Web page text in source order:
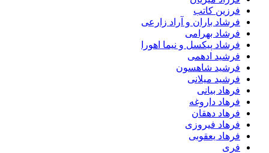
فرزین کاتب
فرشاد باران و آراد زارعی
فرشاد بهرامی
فرشاد پیکسل و نیما اهورا
فرشید ادهمی
فرشید شاهسون
فرشید میلانی
فرهاد بیانی
فرهاد داروغه
فرهاد دهقان
فرهاد فیروزی
فرهاد یعقوبی
فری